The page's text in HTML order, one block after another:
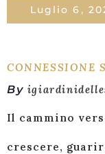
Luglio 6,
CONNESSIONE
By
Il cammino
crescere,